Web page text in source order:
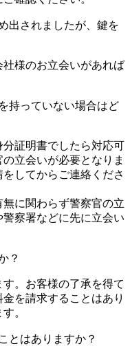
出されましたが、鍵を
様のお立会いがあれば
持っていない場合はど
証明書でしたら対応可
立会いが必要となりま
してからご連絡くださ
に関わらず警察官の立
察署などに先に立会い
？
。お客様の了承を得て
を請求することはあり
。
とはありますか？